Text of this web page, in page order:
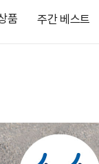
품 주간 베스트